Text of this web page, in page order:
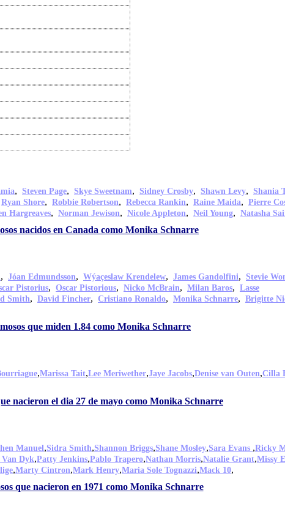
, Steven Page, Skye Sweetnam, Sidney Crosby, Shawn Levy, Shania
Ryan Shore, Robbie Robertson, Rebecca Rankin, Raine Maida, Pierre
Hargreaves, Norman Jewison, Nicole Appleton, Neil Young, Natasha
nacidos en Canada como Monika Schnarre
, Jóan Edmundsson, Wýaçeslaw Krendelew, James Gandolfini, Stevie
Pistorius, Oscar Pistorious, Nicko McBrain, Milan Baros, Lasse
Smith, David Fincher, Cristiano Ronaldo, Monika Schnarre, Brigitte
que miden 1.84 como Monika Schnarre
,Marissa Tait,Lee Meriwether,Jaye Jacobs,Denise van Outen,Cilla
nacieron el dia 27 de mayo como Monika Schnarre
Manuel,Sidra Smith,Shannon Briggs,Shane Mosley,Sara Evans ,Ricky
Van Dyk,Patty Jenkins,Pablo Trapero,Nathan Morris,Natalie Grant,Missy
,Marty Cintron,Mark Henry,Maria Sole Tognazzi,Mack 10,
que nacieron en 1971 como Monika Schnarre